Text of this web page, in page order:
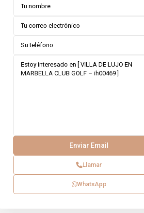
Llamar
WhatsApp